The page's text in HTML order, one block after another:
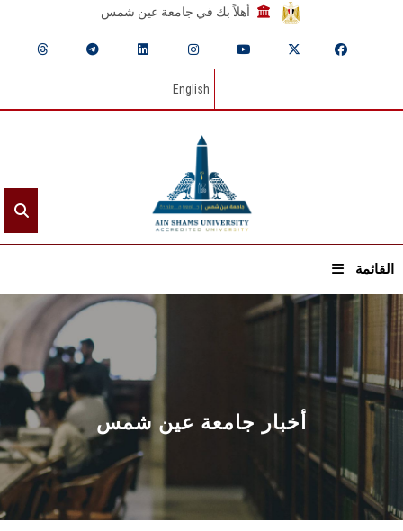
أهلاً بك في جامعة عين شمس
English
القائمة
الرئيسيـة
عن الجامعة
القطاعـات
الشئون الأكاديمية
البحث العلمي
أخبار جامعة عين شمس